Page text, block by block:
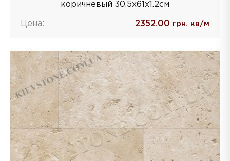
коричневый 30.5x61x1.2cм
Цена: 2352.00 грн. кв/м